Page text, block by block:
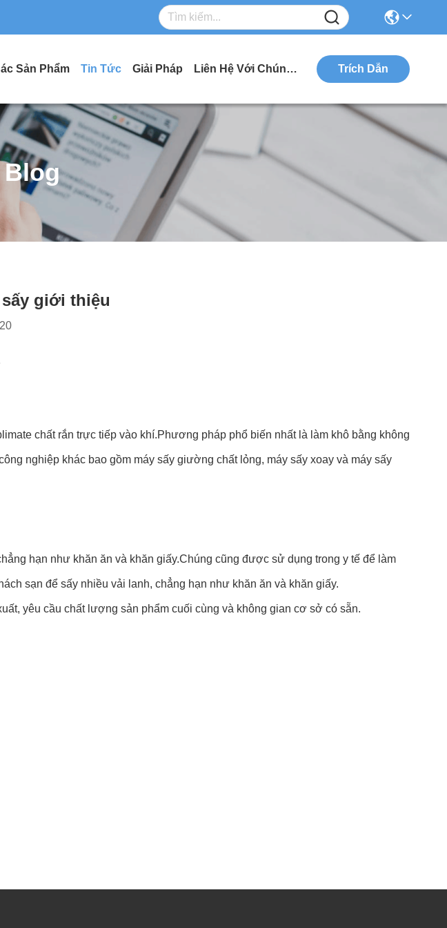
Sản Phẩm Tin Tức Giải Pháp Liên Hệ Với Chúng Tôi Trích Dẫn
Blog
giới thiệu
chất rắn trực tiếp vào khí.Phương pháp phổ biến nhất là làm khô bằng không
nghiệp khác bao gồm máy sấy giường chất lỏng, máy sấy xoay và máy sấy
hạn như khăn ăn và khăn giấy.Chúng cũng được sử dụng trong y tế để làm
sạn để sấy nhiều vải lanh, chẳng hạn như khăn ăn và khăn giấy.
yêu cầu chất lượng sản phẩm cuối cùng và không gian cơ sở có sẵn.